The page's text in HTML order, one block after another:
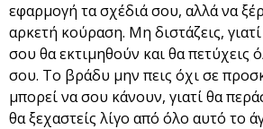
εφαρμογή τα σχέδιά σου, αλλά να
αρκετή κούραση. Μη διστάζεις,
σου θα εκτιμηθούν και θα πετύχεις
σου. Το βράδυ μην πεις όχι σε
μπορεί να σου κάνουν, γιατί θα
θα ξεχαστείς λίγο από όλο αυτό το